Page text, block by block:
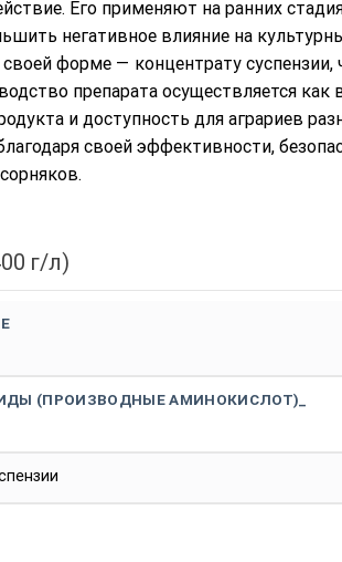
Его применяют на ранних
негативное влияние на
форме — концентрату суспензии,
препарата осуществляется как
и доступность для аграриев
своей эффективности,
г/л)
(ПРОИЗВОДНЫЕ АМИНОКИСЛОТ)_